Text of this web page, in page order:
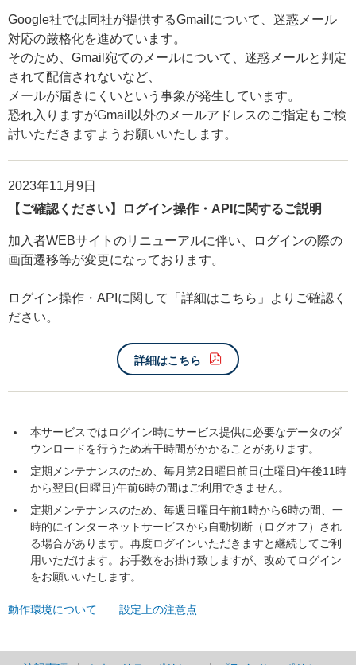
Google社では同社が提供するGmailについて、迷惑メール
対応の厳格化を進めています。
そのため、Gmail宛てのメールについて、迷惑メールと判定
されて配信されないなど、
メールが届きにくいという事象が発生しています。
恐れ入りますがGmail以外のメールアドレスのご指定もご検
討いただきますようお願いいたします。
2023年11月9日
【ご確認ください】ログイン操作・APIに関するご説明
加入者WEBサイトのリニューアルに伴い、ログインの際の
画面遷移等が変更になっております。
ログイン操作・APIに関して「詳細はこちら」よりご確認く
ださい。
詳細はこちら
本サービスではログイン時にサービス提供に必要なデータのダ
ウンロードを行うため若干時間がかかることがあります。
定期メンテナンスのため、毎月第2日曜日前日(土曜日)午後11時
から翌日(日曜日)午前6時の間はご利用できません。
定期メンテナンスのため、毎週日曜日午前1時から6時の間、一
時的にインターネットサービスから自動切断（ログオフ）され
る場合があります。再度ログインいただきますと継続してご利
用いただけます。お手数をお掛け致しますが、改めてログイン
をお願いいたします。
動作環境について 設定上の注意点